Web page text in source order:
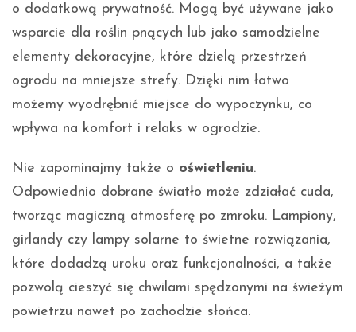
o dodatkową prywatność. Mogą być używane jako
wsparcie dla roślin pnących lub jako samodzielne
elementy dekoracyjne, które dzielą przestrzeń
ogrodu na mniejsze strefy. Dzięki nim łatwo
możemy wyodrębnić miejsce do wypoczynku, co
wpływa na komfort i relaks w ogrodzie.
Nie zapominajmy także o oświetleniu.
Odpowiednio dobrane światło może zdziałać cuda,
tworząc magiczną atmosferę po zmroku. Lampiony,
girlandy czy lampy solarne to świetne rozwiązania,
które dodadzą uroku oraz funkcjonalności, a także
pozwolą cieszyć się chwilami spędzonymi na świeżym
powietrzu nawet po zachodzie słońca.